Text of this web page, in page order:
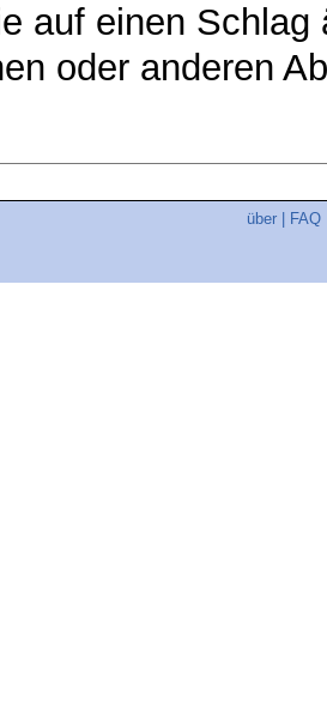
auf einen
oder anderen
über FAQ